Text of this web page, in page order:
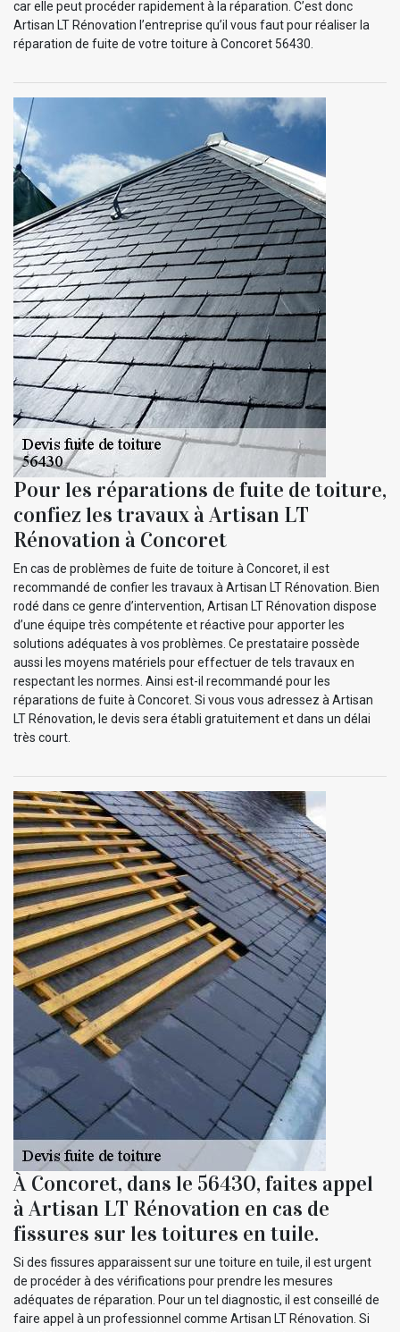
car elle peut procéder rapidement à la réparation. C’est donc
Artisan LT Rénovation l’entreprise qu’il vous faut pour réaliser la
réparation de fuite de votre toiture à Concoret 56430.
Pour les réparations de fuite de toiture,
confiez les travaux à Artisan LT
Rénovation à Concoret
En cas de problèmes de fuite de toiture à Concoret, il est
recommandé de confier les travaux à Artisan LT Rénovation. Bien
rodé dans ce genre d’intervention, Artisan LT Rénovation dispose
d’une équipe très compétente et réactive pour apporter les
solutions adéquates à vos problèmes. Ce prestataire possède
aussi les moyens matériels pour effectuer de tels travaux en
respectant les normes. Ainsi est-il recommandé pour les
réparations de fuite à Concoret. Si vous vous adressez à Artisan
LT Rénovation, le devis sera établi gratuitement et dans un délai
très court.
À Concoret, dans le 56430, faites appel
à Artisan LT Rénovation en cas de
fissures sur les toitures en tuile.
Si des fissures apparaissent sur une toiture en tuile, il est urgent
de procéder à des vérifications pour prendre les mesures
adéquates de réparation. Pour un tel diagnostic, il est conseillé de
faire appel à un professionnel comme Artisan LT Rénovation. Si